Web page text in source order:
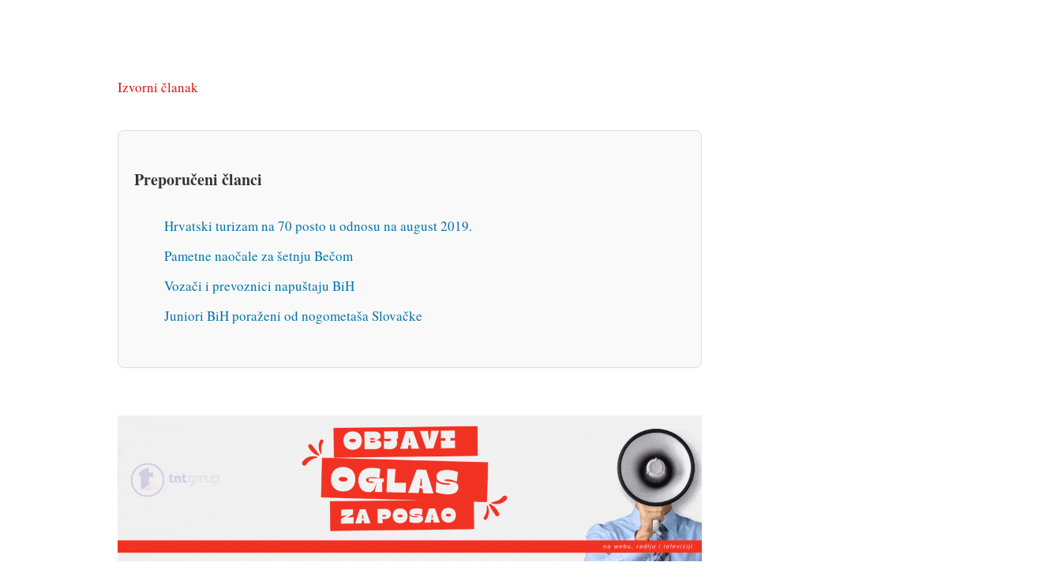
Izvorni članak
Preporučeni članci
Hrvatski turizam na 70 posto u odnosu na august 2019.
Pametne naočale za šetnju Bečom
Vozači i prevoznici napuštaju BiH
Juniori BiH poraženi od nogometaša Slovačke